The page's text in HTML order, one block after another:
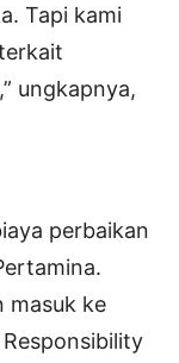
Tapi kami
ungkapnya,
perbaikan
masuk ke